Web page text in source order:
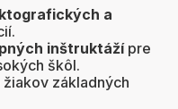
a
inštruktážípre
škôl.
žiakov základných